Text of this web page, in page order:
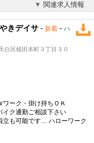
関連求人情報
きデイサ - 新着 - ハ
白区植田本町３丁目３０
ーク・ 掛け持ち ＯＫ
ク通勤ご相談下さい
立も可能です... ハローワーク